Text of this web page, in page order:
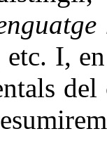
etc. I,